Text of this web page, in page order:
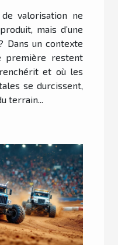
valorisation ne
mais d’une
Dans un contexte
première restent
et où les
se durcissent,
terrain...